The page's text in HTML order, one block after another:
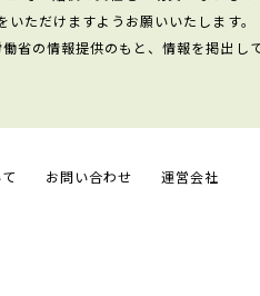
ただけますようお願いいたします。
省の情報提供のもと、情報を掲出して
お問い合わせ 運営会社